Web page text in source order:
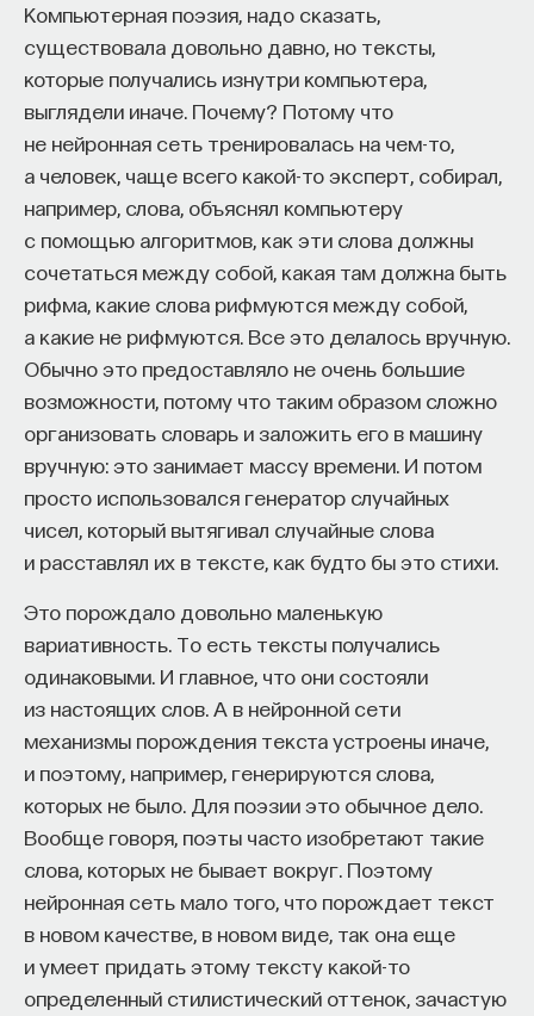
Компьютерная поэзия, надо сказать,
существовала довольно давно, но тексты,
которые получались изнутри компьютера,
выглядели иначе. Почему? Потому что
не нейронная сеть тренировалась на чем-то,
а человек, чаще всего какой-то эксперт, собирал,
например, слова, объяснял компьютеру
с помощью алгоритмов, как эти слова должны
сочетаться между собой, какая там должна быть
рифма, какие слова рифмуются между собой,
а какие не рифмуются. Все это делалось вручную.
Обычно это предоставляло не очень большие
возможности, потому что таким образом сложно
организовать словарь и заложить его в машину
вручную: это занимает массу времени. И потом
просто использовался генератор случайных
чисел, который вытягивал случайные слова
и расставлял их в тексте, как будто бы это стихи.
Это порождало довольно маленькую
вариативность. То есть тексты получались
одинаковыми. И главное, что они состояли
из настоящих слов. А в нейронной сети
механизмы порождения текста устроены иначе,
и поэтому, например, генерируются слова,
которых не было. Для поэзии это обычное дело.
Вообще говоря, поэты часто изобретают такие
слова, которых не бывает вокруг. Поэтому
нейронная сеть мало того, что порождает текст
в новом качестве, в новом виде, так она еще
и умеет придать этому тексту какой-то
определенный стилистический оттенок, зачастую
то абсолютно точно. Поэтому, если вы захотите
сделать устройство, в котором несколько таких
атомов друг с другом взаимодействуют, вам
надо научиться настраивать сами атомы друг
на друга. Возникает идея, что использование
естественных атомов эффективнее, ведь они
одинаковы. Интерес представляло бы построение
устройства, которое бы умело «разговаривать»
с отдельными атомами, но при этом все-таки
с каждым с очень высокой эффективностью,
и не требовало жесткой настройки. В настоящее
время этот вопрос не является решенным.
5. Оптический транзистор
В группе в Гарварде мы построили интерфейс,
который основан на резонаторе, но позволяет
«разговаривать» с одним атомом с очень высокой
требует подстройки, метод которой также был
разработан. Мы умеем «разговаривать» с одним
атомом, потенциально можем положить много
атомов на одно устройство и заставить
их взаимодействовать друг с другом. Мы можем
сделать такие интересные устройства, как
оптический транзистор, то есть буквально
переключать отдельными фотонами потоки
фотонов через наше устройство. Конечно,
интереснее было бы создать устройство,
не требующее никакой настройки.
6. Фотонные кристаллы